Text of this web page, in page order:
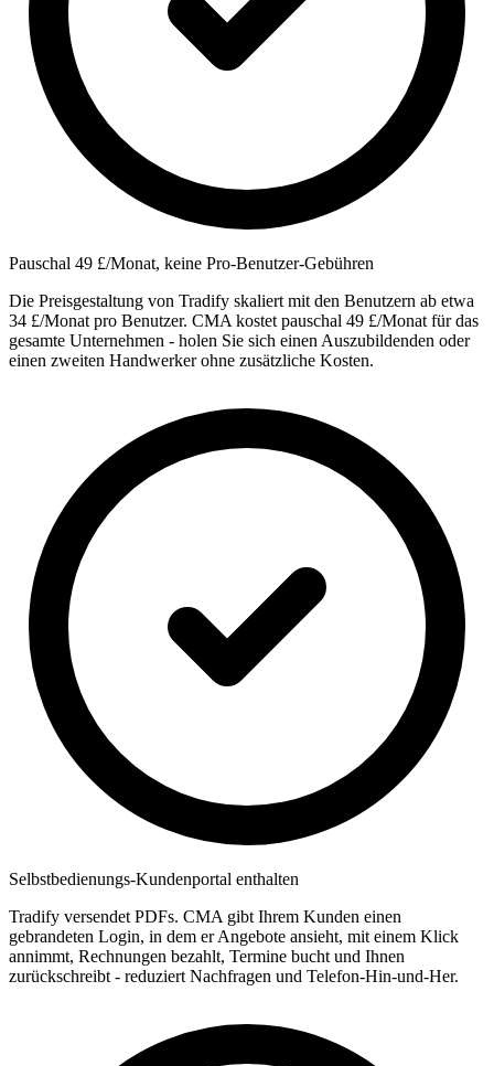
Pauschal 49 £/Monat, keine Pro-Benutzer-Gebühren
Die Preisgestaltung von Tradify skaliert mit den Benutzern ab etwa
34 £/Monat pro Benutzer. CMA kostet pauschal 49 £/Monat für das
gesamte Unternehmen - holen Sie sich einen Auszubildenden oder
einen zweiten Handwerker ohne zusätzliche Kosten.
Selbstbedienungs-Kundenportal enthalten
Tradify versendet PDFs. CMA gibt Ihrem Kunden einen
gebrandeten Login, in dem er Angebote ansieht, mit einem Klick
annimmt, Rechnungen bezahlt, Termine bucht und Ihnen
zurückschreibt - reduziert Nachfragen und Telefon-Hin-und-Her.